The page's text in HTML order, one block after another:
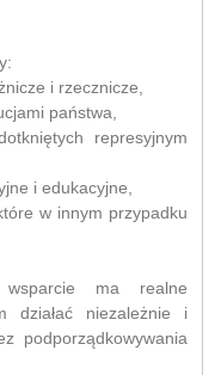
i rzecznicze,
państwa,
represyjnym
i edukacyjne,
w innym przypadku
wsparcie ma realne
niezależnie i
podporządkowywania